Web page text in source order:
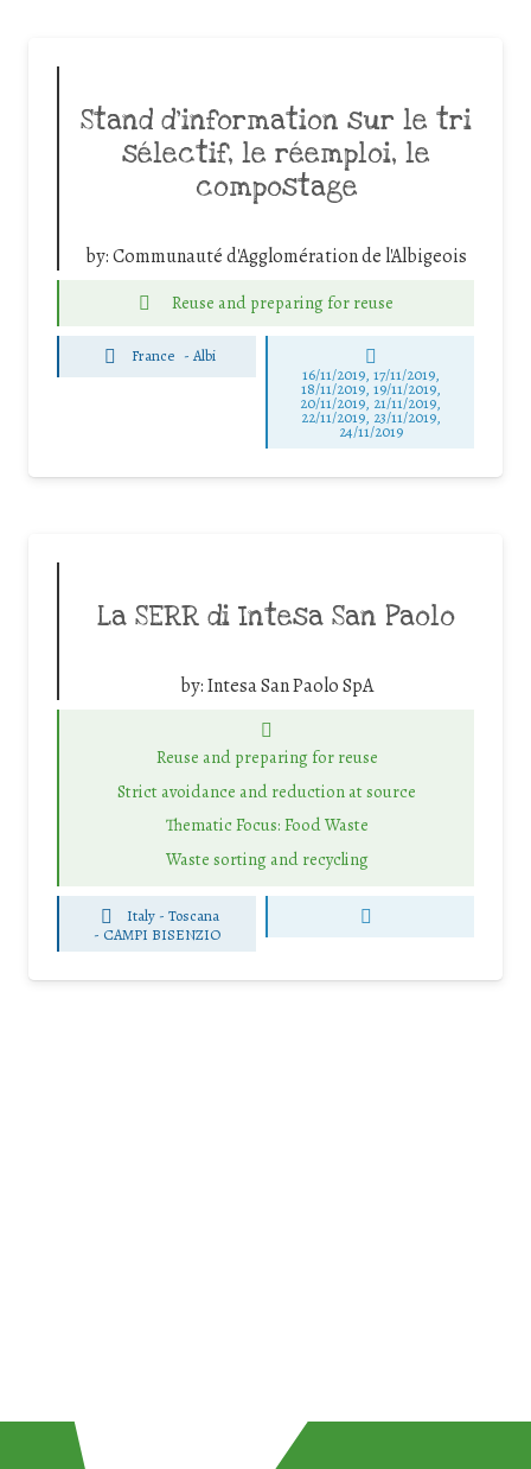
Stand d’information sur le tri
sélectif, le réemploi, le
compostage
by:Communauté d'Agglomération de l'Albigeois
Reuse and preparing for reuse
France - Albi
16/11/2019, 17/11/2019,
18/11/2019, 19/11/2019,
20/11/2019, 21/11/2019,
22/11/2019, 23/11/2019,
24/11/2019
La SERR di Intesa San Paolo
by:Intesa San Paolo SpA
Reuse and preparing for reuse
Strict avoidance and reduction at source
Thematic Focus: Food Waste
Waste sorting and recycling
Italy - Toscana
- CAMPI BISENZIO